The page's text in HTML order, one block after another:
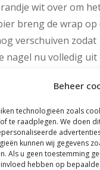
Beheer
technologieën zoals
te raadplegen. We doen
kunnen wij gegevens
Als u geen toestemming
hebben op
wit over om
breng de wrap op
verschuiven zodat
nagel nu volledig uit
-Vijl overtollig wrap
wrap af met de